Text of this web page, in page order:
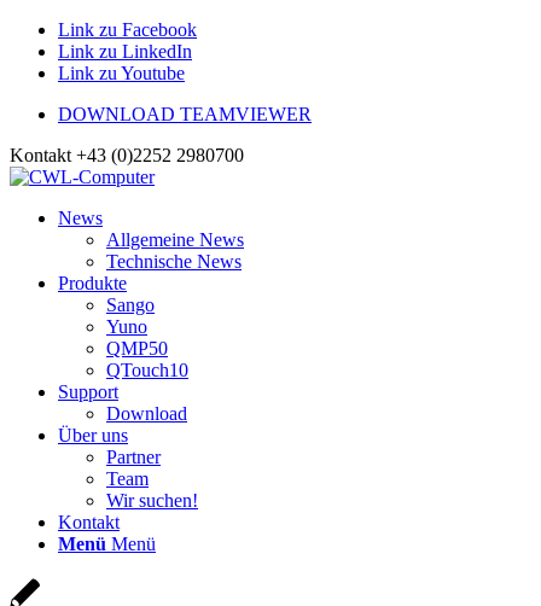
Link zu Facebook
Link zu LinkedIn
Link zu Youtube
DOWNLOAD TEAMVIEWER
Kontakt +43 (0)2252 2980700
News
Allgemeine News
Technische News
Produkte
Sango
Yuno
QMP50
QTouch10
Support
Download
Über uns
Partner
Team
Wir suchen!
Kontakt
Menü Menü